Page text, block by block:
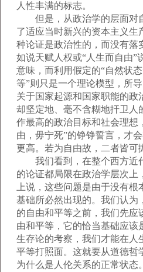
人性丰满的标志。
但是，从政治学的层面对
了适应当时新兴的资本主义生
种论证是政治性的，而没有落
如说天赋人权或“人生而自由”
意味，而利用假定的“自然状
等”则只是一个理论模型，所
关于国家起源和国家职能的政
却坚定地、毫不含糊地扞卫人
作最高的政治目标和社会理想
由，毋宁死”的铮铮誓言，才
更高。若为自由故，二者皆可
我们看到，在整个西方近
的论证都局限在政治学层次上
上说，这些问题是由于没有
基础所必然出现的。我们认为
的自由和平等之前，我们先应
由和平等，它的恰当基础应该
生存论的考察，我们才能在人
平等打照面。这就要从道德哲
为什么是人伦关系的正常状态。